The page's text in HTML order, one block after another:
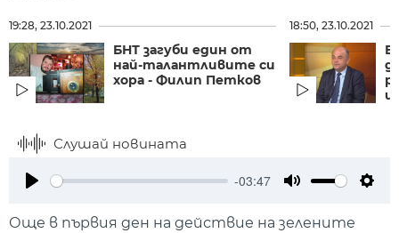
19:28, 23.10.2021
БНТ загуби един от
най-талантливите си
хора - Филип Петков
18:50, 23.10.2021
Слушай новината
-03:47
Още в първия ден на действие на зелените